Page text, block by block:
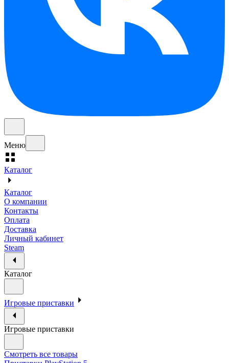
Меню
Каталог
Каталог
О компании
Контакты
Оплата
Доставка
Личный кабинет
Steam
Каталог
Игровые приставки
Игровые приставки
Смотреть все товары